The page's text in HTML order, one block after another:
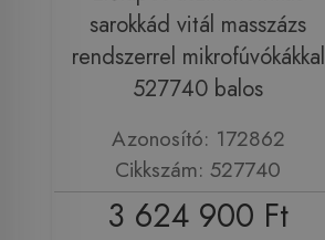
sarokkád vitál masszázs
rendszerrel mikrofúvókákkal
527740 balos
Azonosító: 172862
Cikkszám: 527740
3 624 900 Ft